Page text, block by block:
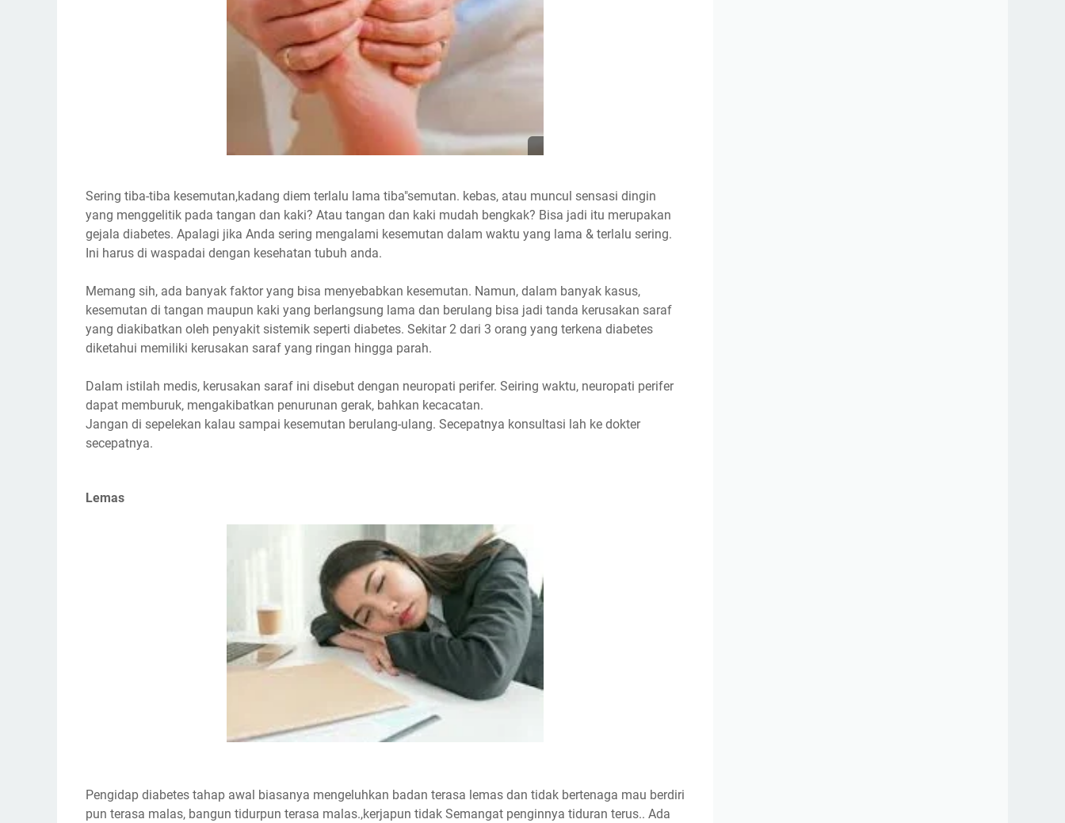
Sering tiba-tiba kesemutan,kadang diem terlalu lama tiba"semutan. kebas, atau muncul sensasi dingin
yang menggelitik pada tangan dan kaki? Atau tangan dan kaki mudah bengkak? Bisa jadi itu merupakan
gejala diabetes. Apalagi jika Anda sering mengalami kesemutan dalam waktu yang lama & terlalu sering.
Ini harus di waspadai dengan kesehatan tubuh anda.
Memang sih, ada banyak faktor yang bisa menyebabkan kesemutan. Namun, dalam banyak kasus,
kesemutan di tangan maupun kaki yang berlangsung lama dan berulang bisa jadi tanda kerusakan saraf
yang diakibatkan oleh penyakit sistemik seperti diabetes. Sekitar 2 dari 3 orang yang terkena diabetes
diketahui memiliki kerusakan saraf yang ringan hingga parah.
Dalam istilah medis, kerusakan saraf ini disebut dengan neuropati perifer. Seiring waktu, neuropati perifer
dapat memburuk, mengakibatkan penurunan gerak, bahkan kecacatan.
Jangan di sepelekan kalau sampai kesemutan berulang-ulang. Secepatnya konsultasi lah ke dokter
secepatnya.
Lemas
Pengidap diabetes tahap awal biasanya mengeluhkan badan terasa lemas dan tidak bertenaga mau berdiri
pun terasa malas, bangun tidurpun terasa malas.,kerjapun tidak Semangat penginnya tiduran terus.. Ada